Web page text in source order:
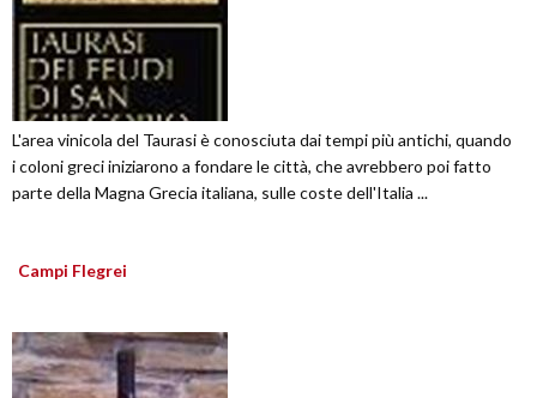
L'area vinicola del Taurasi è conosciuta dai tempi più antichi, quando
i coloni greci iniziarono a fondare le città, che avrebbero poi fatto
parte della Magna Grecia italiana, sulle coste dell'Italia ...
Campi Flegrei